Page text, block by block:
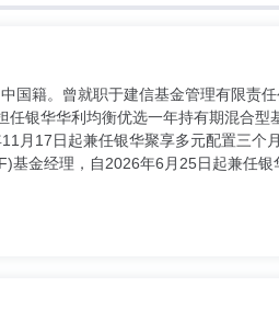
国籍。曾就职于建信基金管理有限责
任银华华利均衡优选一年持有期混合
月17日起兼任银华聚享多元配置三
基金经理，自2026年6月25日起兼任